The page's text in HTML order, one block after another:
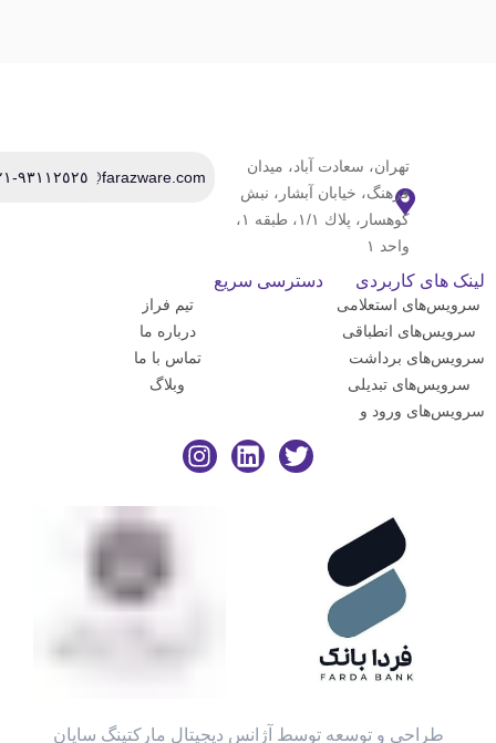
تهران، سعادت آباد، ميدان
فرهنگ، خيابان آبشار، نبش
كوهسار، پلاك ١/١، طبقه ١،
واحد ١
Info@farazware.com٩٣١١٢٥٢٥-٠٢١
های کاربردی
استعلامی
انطباقی
برداشت
سرویس‌های تبدیلی
ورود و
دسترسی سریع
تیم فراز
درباره ما
تماس با ما
وبلاگ
طراحی و توسعه توسط آژانس دیجیتال مارکتینگ سایان